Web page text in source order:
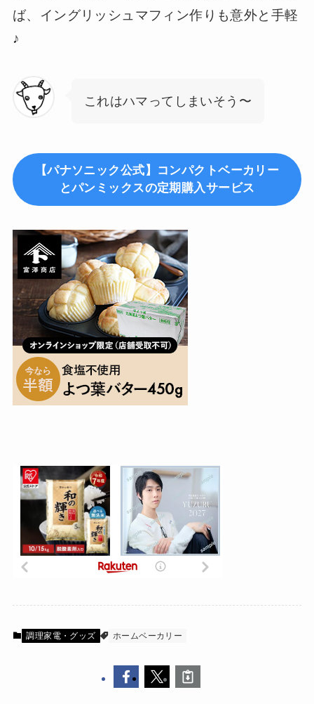
ば、イングリッシュマフィン作りも意外と手軽
♪
これはハマってしまいそう〜
【パナソニック公式】コンパクトベーカリー
とパンミックスの定期購入サービス
調理家電・グッズ ホームベーカリー